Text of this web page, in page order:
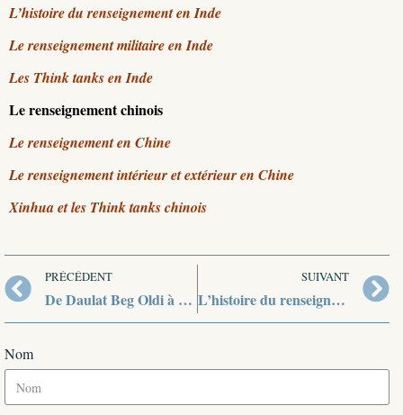
L’histoire du renseignement en Inde
Le renseignement militaire en Inde
Les Think tanks en Inde
Le renseignement chinois
Le renseignement en Chine
Le renseignement intérieur et extérieur en Chine
Xinhua et les Think tanks chinois
PRÉCÉDENT
De Daulat Beg Oldi à Galwan
SUIVANT
L’histoire du renseignement en Inde
Nom